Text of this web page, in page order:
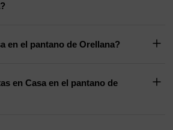
en el pantano de Orellana?
en Casa en el pantano de